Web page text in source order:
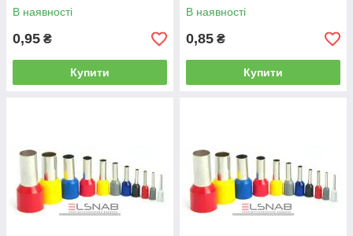
В наявності
0,95 ₴
Купити
В наявності
0,85 ₴
Купити